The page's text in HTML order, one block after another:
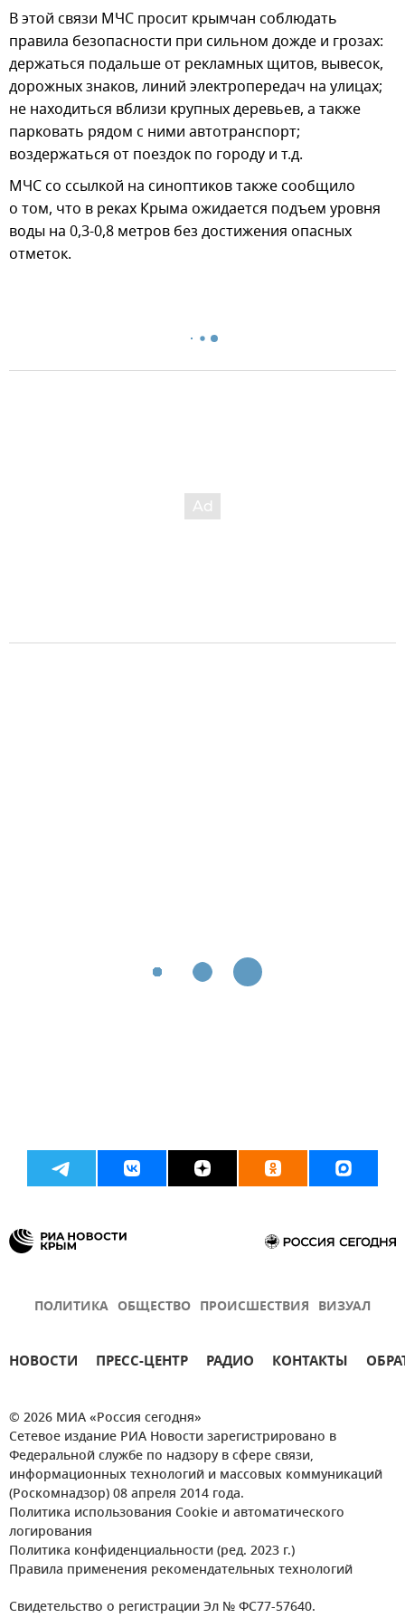
В этой связи МЧС просит крымчан соблюдать
правила безопасности при сильном дожде и грозах:
держаться подальше от рекламных щитов, вывесок,
дорожных знаков, линий электропередач на улицах;
не находиться вблизи крупных деревьев, а также
парковать рядом с ними автотранспорт;
воздержаться от поездок по городу и т.д.
МЧС со ссылкой на синоптиков также сообщило
о том, что в реках Крыма ожидается подъем уровня
воды на 0,3-0,8 метров без достижения опасных
отметок.
ПОЛИТИКА ОБЩЕСТВО ПРОИСШЕСТВИЯ ВИЗУАЛ
НОВОСТИ ПРЕСС-ЦЕНТР РАДИО КОНТАКТЫ
© 2026 МИА «Россия сегодня»
Сетевое издание РИА Новости зарегистрировано в
Федеральной службе по надзору в сфере связи,
информационных технологий и массовых коммуникаций
(Роскомнадзор) 08 апреля 2014 года.
Политика использования Cookie и автоматического
логирования
Политика конфиденциальности (ред. 2023 г.)
Правила применения рекомендательных технологий
Свидетельство о регистрации Эл № ФС77-57640.